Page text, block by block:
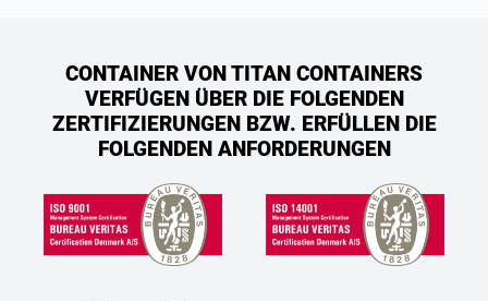
CONTAINER VON TITAN CONTAINERS
VERFÜGEN ÜBER DIE FOLGENDEN
ZERTIFIZIERUNGEN BZW. ERFÜLLEN DIE
FOLGENDEN ANFORDERUNGEN